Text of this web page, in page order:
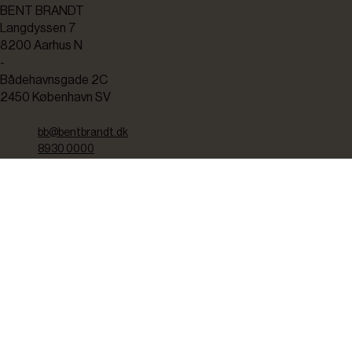
BENT BRANDT
Langdyssen 7
8200 Aarhus N
-
Bådehavnsgade 2C
2450 København SV
bb@bentbrandt.dk
8930 0000